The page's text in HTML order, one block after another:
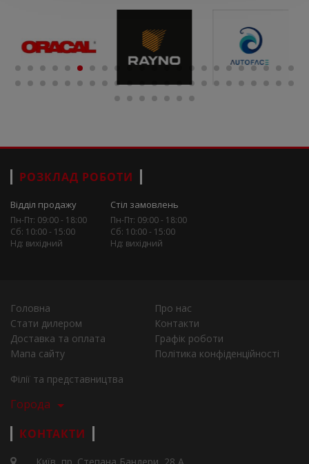
РОЗКЛАД РОБОТИ
Відділ продажу
Пн-Пт: 09:00 - 18:00
Сб: 10:00 - 15:00
Нд: вихідний
Стіл замовлень
Пн-Пт: 09:00 - 18:00
Сб: 10:00 - 15:00
Нд: вихідний
Головна
Про нас
Стати дилером
Контакти
Доставка та оплата
Графік роботи
Мапа сайту
Політика конфіденційності
Філії та представництва
Города
КОНТАКТИ